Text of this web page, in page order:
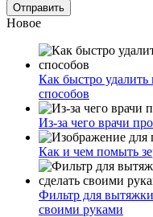
Новое
Как быстро
способов
Из-за чего врачи
Как и чем помыть
Фильтр для
своими руками